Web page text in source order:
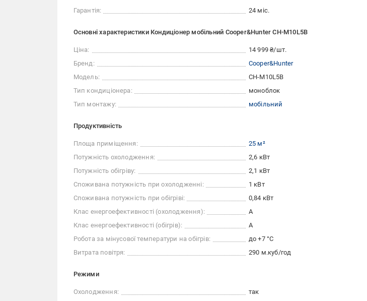
Гарантія: 24 міс.
Основні характеристики Кондиціонер мобільний Cooper&Hunter CH-M10L5B
Ціна:
14 999 ₴/шт.
Бренд:
Cooper&Hunter
Модель:
CH-M10L5B
Тип кондиціонера:
моноблок
Тип монтажу:
мобільний
Продуктивність
Площа приміщення:
25 м²
Потужність охолодження:
2,6 кВт
Потужність обігріву:
2,1 кВт
Споживана потужність при охолодженні:
1 кВт
Споживана потужність при обігріві:
0,84 кВт
Клас енергоефективності (охолодження):
A
Клас енергоефективності (обігрів):
A
Робота за мінусової температури на обігрів:
до +7 °C
Витрата повітря:
290 м.куб/год
Режими
Охолодження:
так